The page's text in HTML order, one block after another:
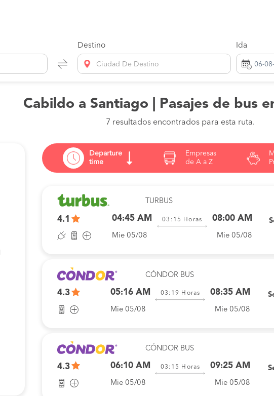
Destino
Ciudad De Destino
Ida
Cabildo a Santiago | Pasajes de bus
7 resultados encontrados para esta ruta.
Departure
time
Empresas
de A a Z
TURBUS
4.1 04:45 AM 03:15 Horas 08:00 AM
Mie 05/08 Mie 05/08
CÓNDOR BUS
4.3 05:16 AM 03:19 Horas 08:35 AM
Mie 05/08 Mie 05/08
CÓNDOR BUS
4.3 06:10 AM 03:15 Horas 09:25 AM
Mie 05/08 Mie 05/08